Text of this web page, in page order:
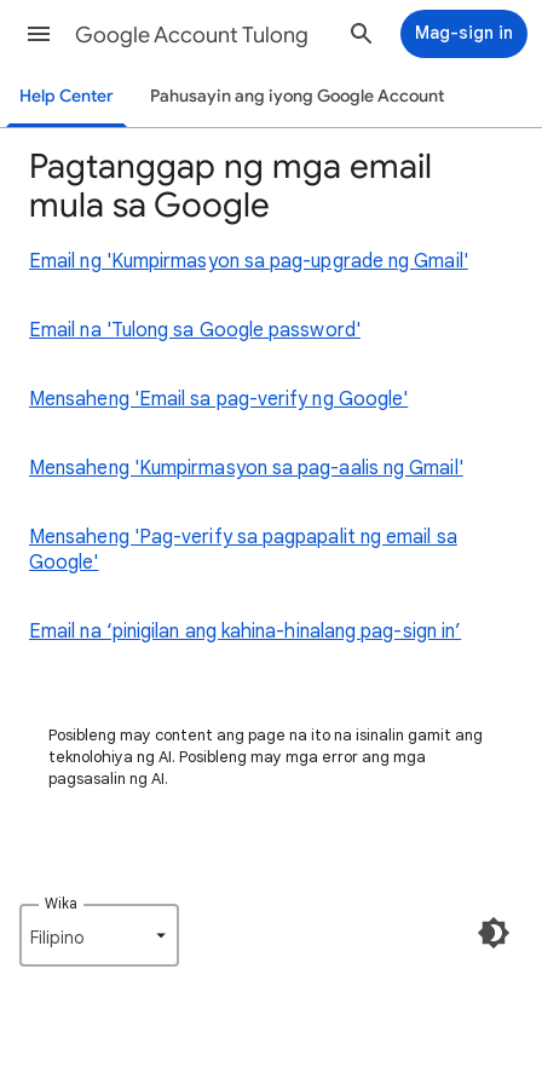
Google Account Tulong Mag-sign in
Help Center Pahusayin ang iyong Google Account
Pagtanggap ng mga email
mula sa Google
Email ng 'Kumpirmasyon sa pag-upgrade ng Gmail'
Email na 'Tulong sa Google password'
Mensaheng 'Email sa pag-verify ng Google'
Mensaheng 'Kumpirmasyon sa pag-aalis ng Gmail'
Mensaheng 'Pag-verify sa pagpapalit ng email sa
Google'
Email na ‘pinigilan ang kahina-hinalang pag-sign in’
Posibleng may content ang page na ito na isinalin gamit ang
teknolohiya ng AI. Posibleng may mga error ang mga
pagsasalin ng AI.
Wika
Filipino‎